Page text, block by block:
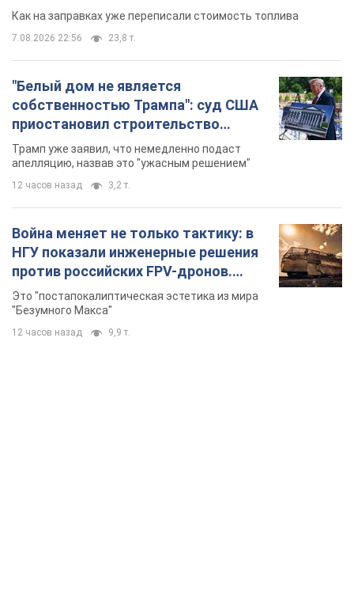
Как на заправках уже переписали стоимость топлива
7.08.2026 22:56 23,8 т.
"Белый дом не является
собственностью Трампа": суд США
приостановил строительство
бального зала стоимостью 400 млн
долларов
Трамп уже заявил, что немедленно подаст
апелляцию, назвав это "ужасным решением"
12 часов назад 3,2 т.
Война меняет не только тактику: в
НГУ показали инженерные решения
против российских FPV-дронов.
Фото
Это "постапокалиптическая эстетика из мира
"Безумного Макса"
12 часов назад 9,9 т.